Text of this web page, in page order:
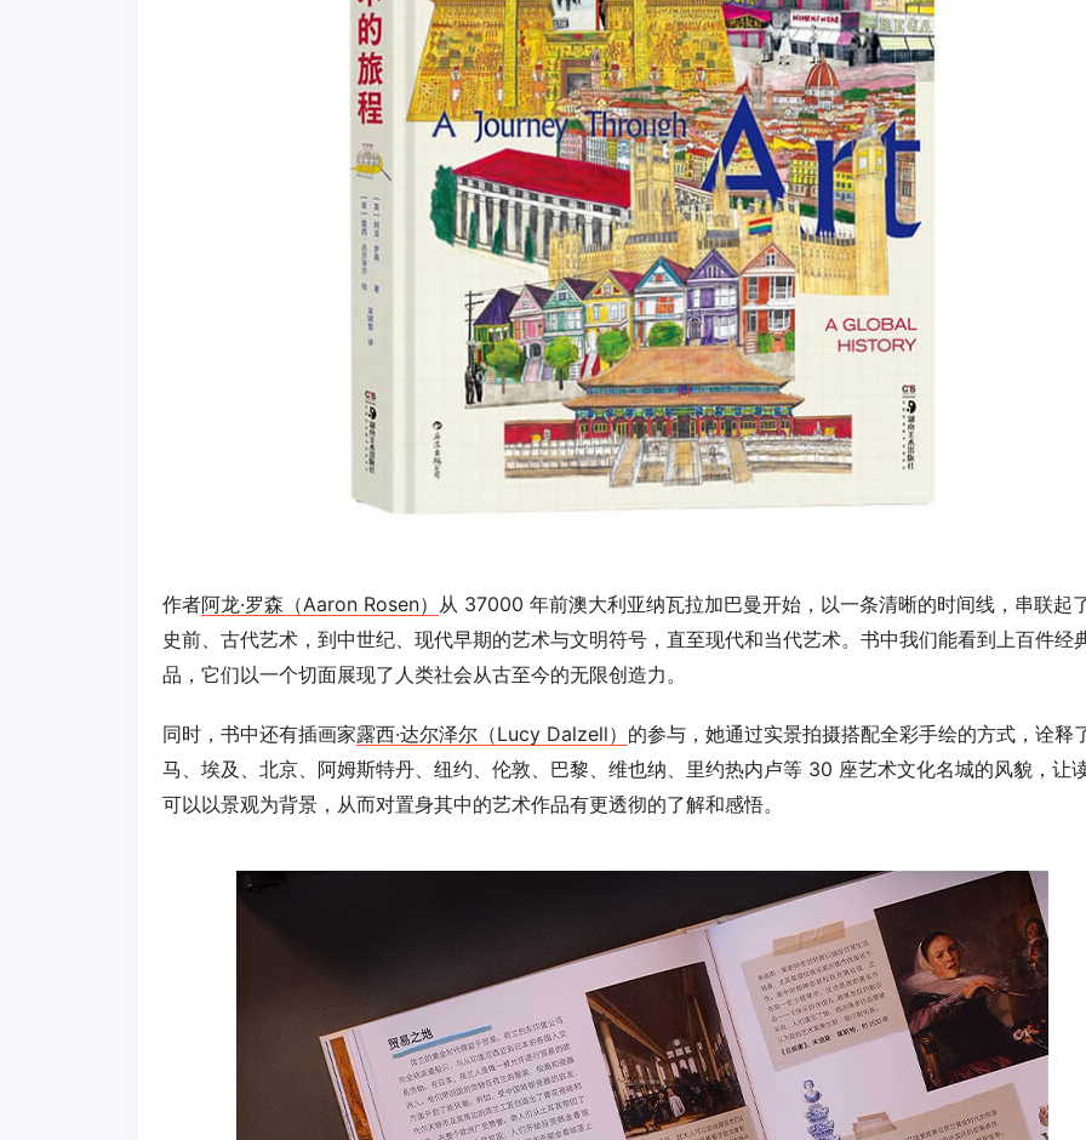
作者阿龙·罗森（Aaron Rosen） 从 37000 年前澳大利亚纳瓦拉加巴曼开始，以一条清晰的时间线，串联起
史前、古代艺术，到中世纪、现代早期的艺术与文明符号，直至现代和当代艺术。书中我们能看到上百件经
品，它们以一个切面展现了人类社会从古至今的无限创造力。
同时，书中还有插画家露西·达尔泽尔（Lucy Dalzell） 的参与，她通过实景拍摄搭配全彩手绘的方式，诠释
马、埃及、北京、阿姆斯特丹、纽约、伦敦、巴黎、维也纳、里约热内卢等 30 座艺术文化名城的风貌，让
可以以景观为背景，从而对置身其中的艺术作品有更透彻的了解和感悟。